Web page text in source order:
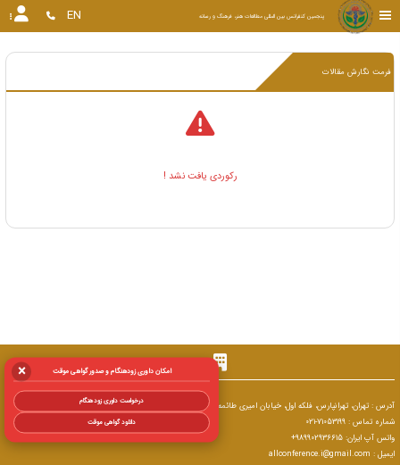
پنجمین کنفرانس بین المللی مطالعات هنر، فرهنگ و رسانه EN
فرمت نگارش مقالات
رکوردی یافت نشد !
دبیرخانه
آدرس : تهران، تهرانپارس، فلکه اول، خیابان امیری طائمه، نرسیده به چهار راه رشید (ساختمان هایدا)
شماره تماس : 71053199-021
واتس آپ ایران: 989902936615+
ایمیل : allconference.i@gmail.com
× امکان داوری زودهنگام و صدور گواهی موقت
درخواست داوری زودهنگام
دانلود گواهی موقت